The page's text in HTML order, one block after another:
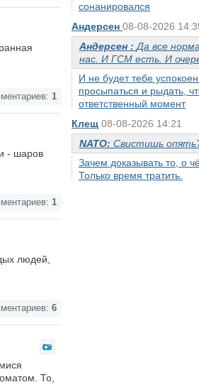
сонанировался
Андерсен 08-08-2026
Андерсен : Да все
нас. И ГСМ есть. И
И не будет тебе
просыпаться и рыдать,
ответственный момент
Клещ 08-08-2026 14:21
NATO: Свистишь
Зачем доказывать то, о
Только время тратить.
1
- шаров
1
людей,
6
То,